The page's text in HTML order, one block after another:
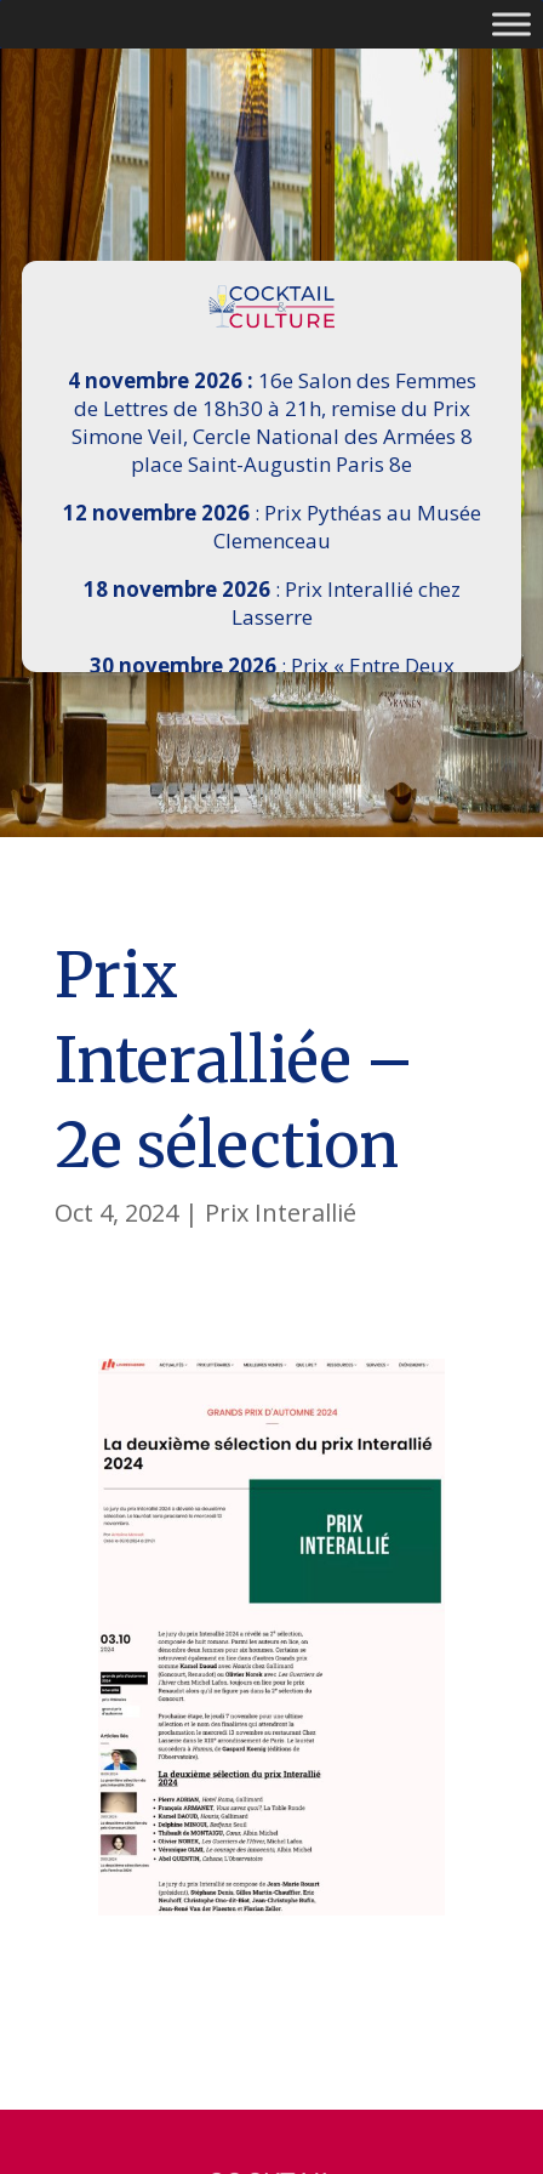
4 novembre 2026 : 16e Salon des Femmes
de Lettres de 18h30 à 21h, remise du Prix
Simone Veil, Cercle National des Armées 8
place Saint-Augustin Paris 8e
12 novembre 2026: Prix Pythéas au Musée
Clemenceau
18 novembre 2026: Prix Interallié chez
Lasserre
30 novembre 2026: Prix « Entre Deux
Rives » I Scemi Astutti au Sénat
7 décembre 2026 :16e Salon de l’Histoire de
18h30 à 21h, remise du Prix du Guesclin,
Cercle National des Armées 8 place Saint-
Augustin Paris 8e
Prix
Interalliée –
2e sélection
Oct 4, 2024| Prix Interallié